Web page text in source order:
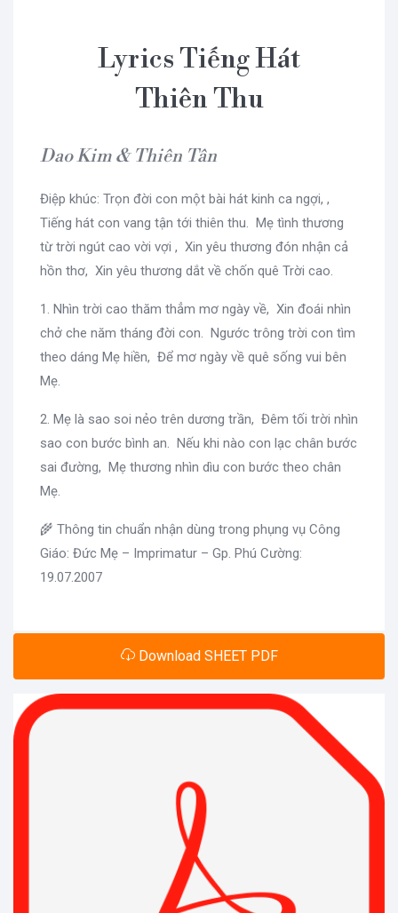
Lyrics Tiếng Hát
Thiên Thu
Dao Kim & Thiên Tân
Điệp khúc: Trọn đời con một bài hát kinh ca ngợi, ,
Tiếng hát con vang tận tới thiên thu. Mẹ tình thương
từ trời ngút cao vời vợi , Xin yêu thương đón nhận cả
hồn thơ, Xin yêu thương dắt về chốn quê Trời cao.
1. Nhìn trời cao thăm thẳm mơ ngày về, Xin đoái nhìn
chở che năm tháng đời con. Ngước trông trời con tìm
theo dáng Mẹ hiền, Để mơ ngày về quê sống vui bên
Mẹ.
2. Mẹ là sao soi nẻo trên dương trần, Đêm tối trời nhìn
sao con bước bình an. Nếu khi nào con lạc chân bước
sai đường, Mẹ thương nhìn dìu con bước theo chân
Mẹ.
🌾 Thông tin chuẩn nhận dùng trong phụng vụ Công
Giáo: Đức Mẹ – Imprimatur – Gp. Phú Cường:
19.07.2007
Download SHEET PDF